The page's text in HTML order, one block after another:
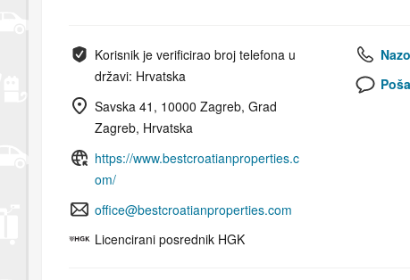
Korisnik je verificirao broj telefona u
državi: Hrvatska
Savska 41, 10000 Zagreb, Grad
Zagreb, Hrvatska
https://www.bestcroatianproperties.c
om/
office@bestcroatianproperties.com
Licencirani posrednik HGK